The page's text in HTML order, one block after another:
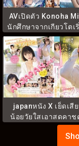
AVเปิดตัว Konoha
นักศึกษาจากเกียวโตเ
SNOS-257
japanหนัง X เย็ดเสี
น้อยวัยใสเอาสดคาชุ
CAWD-668